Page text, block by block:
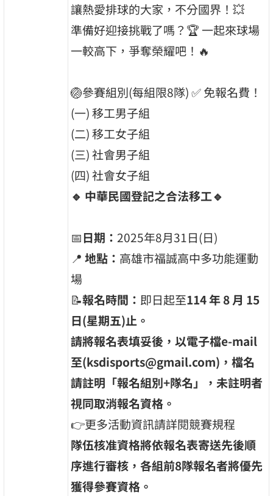
讓熱愛排球的大家，不分國界！💥
準備好迎接挑戰了嗎？🏆 一起來球場
一較高下，爭奪榮耀吧！🔥
🏐參賽組別(每組限8隊) ✅ 免報名費！
(一) 移工男子組
(二) 移工女子組
(三) 社會男子組
(四) 社會女子組
🔹 中華民國登記之合法移工🔹
📅日期 ：2025年8月31日(日)
📍地點： 高雄市福誠高中多功能運動
場
📝報名時間： 即日起至114 年 8 月 15
日(星期五)止。
請將報名表填妥後，以電子檔e-mail
至(ksdisports@gmail.com)，檔名
請註明「報名組別+隊名」，未註明者
視同取消報名資格 。
👉更多活動資訊請詳閱競賽規程
隊伍核准資格將依報名表寄送先後順
序進行審核，各組前8隊報名者將優先
獲得參賽資格。